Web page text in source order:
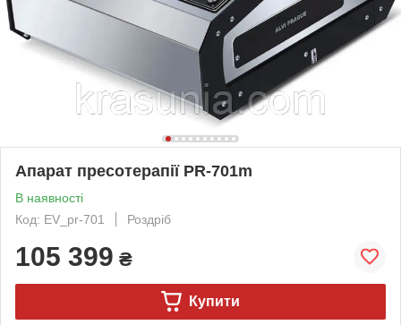
Апарат пресотерапії PR-701m
В наявності
Код: EV_pr-701
Роздріб
105 399 ₴
Купити